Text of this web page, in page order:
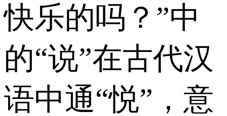
快乐的吗？”中
的“说”在古代汉
语中通“悦”，意